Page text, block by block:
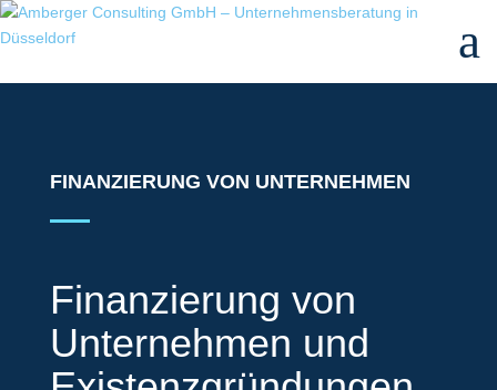
a
FINANZIERUNG VON UNTERNEHMEN
Finanzierung von
Unternehmen und